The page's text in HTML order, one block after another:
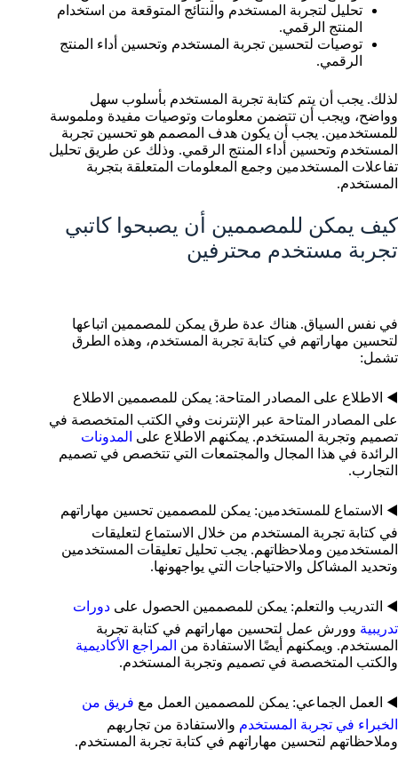
تحليل لتجربة المستخدم والنتائج المتوقعة من استخدام
المنتج الرقمي.
توصيات لتحسين تجربة المستخدم وتحسين أداء المنتج
الرقمي.
لذلك. يجب أن يتم كتابة تجربة المستخدم بأسلوب سهل
وواضح، ويجب أن تتضمن معلومات وتوصيات مفيدة وملموسة
للمستخدمين. يجب أن يكون هدف المصمم هو تحسين تجربة
المستخدم وتحسين أداء المنتج الرقمي. وذلك عن طريق تحليل
تفاعلات المستخدمين وجمع المعلومات المتعلقة بتجربة
المستخدم.
كيف يمكن للمصممين أن يصبحوا كاتبي
تجربة مستخدم محترفين
في نفس السياق. هناك عدة طرق يمكن للمصممين اتباعها
لتحسين مهاراتهم في كتابة تجربة المستخدم، وهذه الطرق
تشمل:
◀️ الاطلاع على المصادر المتاحة: يمكن للمصممين الاطلاع
على المصادر المتاحة عبر الإنترنت وفي الكتب المتخصصة في
تصميم وتجربة المستخدم. يمكنهم الاطلاع على المدونات
الرائدة في هذا المجال والمجتمعات التي تتخصص في تصميم
التجارب.
◀️ الاستماع للمستخدمين: يمكن للمصممين تحسين مهاراتهم
في كتابة تجربة المستخدم من خلال الاستماع لتعليقات
المستخدمين وملاحظاتهم. يجب تحليل تعليقات المستخدمين
وتحديد المشاكل والاحتياجات التي يواجهونها.
◀️ التدريب والتعلم: يمكن للمصممين الحصول على دورات
تدريبية وورش عمل لتحسين مهاراتهم في كتابة تجربة
المستخدم. ويمكنهم أيضًا الاستفادة من المراجع الأكاديمية
والكتب المتخصصة في تصميم وتجربة المستخدم.
◀️ العمل الجماعي: يمكن للمصممين العمل مع فريق من
الخبراء في تجربة المستخدم والاستفادة من تجاربهم
وملاحظاتهم لتحسين مهاراتهم في كتابة تجربة المستخدم.